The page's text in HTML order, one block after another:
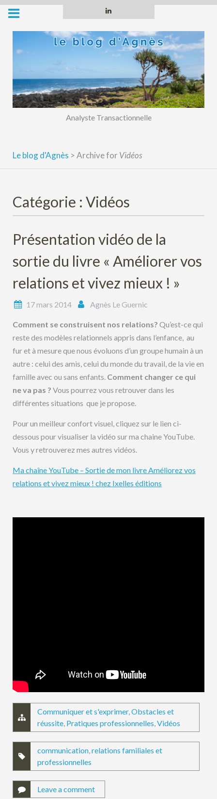
Skip
content
Analyste Transactionnelle
Le blog d'Agnès >Archive for Vidéos
Catégorie :Vidéos
Présentation vidéo de la
sortie du livre « Améliorer vos
relations et vivez mieux ! »
17 mars 2014 Agnès Le Guernic
Comment se construisent nos relations? Qu’est-ce qui
reste des modèles relationnels appris dans l’enfance, au
fur et à mesure que nous évoluons d’un groupe humain à un
autre : celui des amis, celui du monde du travail, de la vie en
famille avec ou sans enfants. Comment changer ce qui
ne va pas ? Vous pourrez vous retrouver dans les
différentes situations que je propose.
Pour un meilleur confort visuel, cliquez sur le lien ci-
dessous pour visualiser la vidéo sur ma chaine YouTube.
Vous y retrouverez mes autres vidéos.
Ma chaîne YouTube – Sortie de mon livre Améliorez vos
relations et vivez mieux ! chez Ixelles éditions
Communiquer et s'exprimer,Obstacles et
réussite, Pratiques professionnelles,Vidéos
communication,relations familiales et
professionnelles
Leave a comment